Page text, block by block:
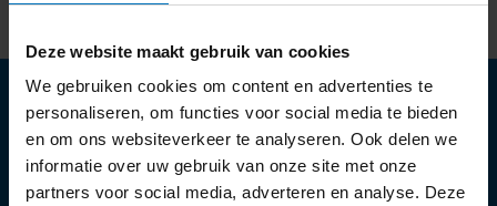
Deze website maakt gebruik van cookies
We gebruiken cookies om content en advertenties te
personaliseren, om functies voor social media te bieden
en om ons websiteverkeer te analyseren. Ook delen we
informatie over uw gebruik van onze site met onze
partners voor social media, adverteren en analyse. Deze
Openingstijden: